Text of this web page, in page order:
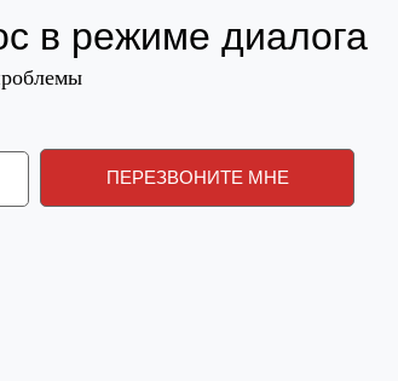
в режиме диалога